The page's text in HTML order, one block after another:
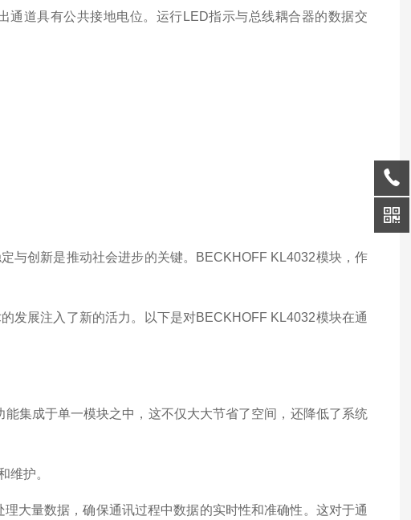
道具有公共接地电位。运行LED指示与总线耦合器的数据交
与创新是推动社会进步的关键。BECKHOFF KL4032模块，作
发展注入了新的活力。以下是对BECKHOFF KL4032模块在通
集成于单一模块之中，这不仅大大节省了空间，还降低了系统
维护。
大量数据，确保通讯过程中数据的实时性和准确性。这对于通